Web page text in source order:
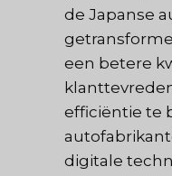
de Japanse
een betere
efficiëntie te
digitale